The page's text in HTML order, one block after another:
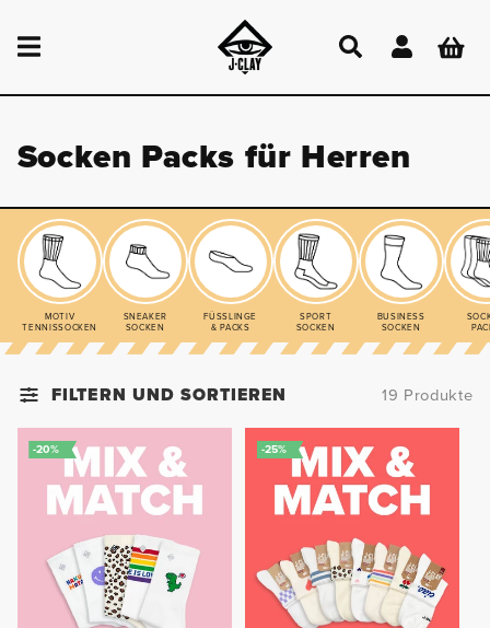
INHALT Einloggen
Socken Packs für Herren
MOTIV
TENNISSOCKEN
SNEAKER
SOCKEN
FÜSSLINGE
& PACKS
SPORT
SOCKEN
BUSINESS
SOCKEN
FILTERN UND SORTIEREN 19 Produkte
-20% -25%